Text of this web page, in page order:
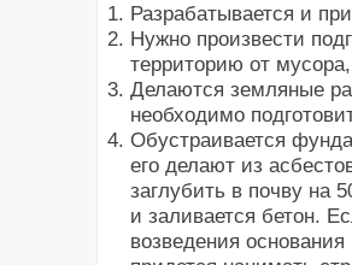
Разрабатывается и
Нужно произвести
территорию от
Делаются земляные
необходимо
Обустраивается
его делают из
заглубить в почву на
и заливается бетон.
возведения